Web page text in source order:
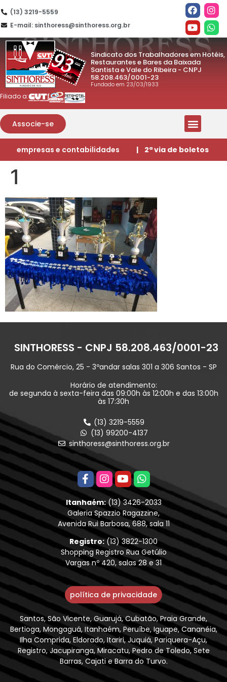
(13) 3219-5559
E-mail: sinthoress@sinthoress.org.br
Sindicato dos Trabalhadores em Hotéis,
Restaurantes e Bares da Baixada
Santista e Vale do Ribeira - CNPJ
58.208.463/0001-23
Fundado em 23/03/1933
Filiado a:
Associe-se
empresas e contabilidades | 2ª via de boletos
1
SINTHORESS - CNPJ 58.208.463/0001-23
Rua do Comércio, 25 - 3ºandar salas 301 a 306 Santos - SP
Horário de atendimento:
de segunda à sexta-feira das 09:00h às 12:00h e das 13:00h
às 17:30h
(13) 3219-5559
(13) 99200-4137
sinthoress@sinthoress.org.br
Itanhaém:(13) 3426-2033
Galeria Spazzio Ragazzine,
Avenida Rui Barbosa, 688, sala 11
Registro:(13) 3822-1300
Shopping Registro Rua Getúlio
Vargas nº 420, salas 28 e 31
política de privacidade
Santos, São Vicente, Guarujá, Cubatão, Praia Grande,
Bertioga, Mongaguá, Itanhaém, Peruíbe, Iguape, Cananéia,
Ilha Comprida, Eldorado, Itariri, Juquiá, Pariquera-Açu,
Registro, Jacupiranga, Miracatu, Pedro de Toledo, Sete
Barras, Cajati e Barra do Turvo.